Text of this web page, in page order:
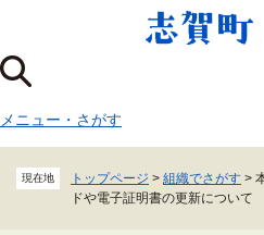
ジ
の
頭
で
メニューを飛ば
メニュー ・ さがす
現在地 トップページ > 組織でさがす >
ドや電子証明書の更新について